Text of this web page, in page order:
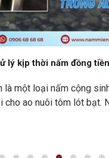
lý kịp thời nấm đồng
là một loại nấm cộng
cho ao nuôi tôm lót bạt.